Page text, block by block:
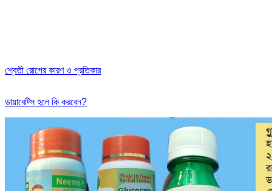
শ্বেতী রোগের কারণ ও প্রতিকার
ডায়াবেট্সি হলে কি করবেন?